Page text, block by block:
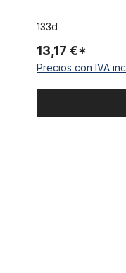
133d
13,17 €*
Precios con IVA